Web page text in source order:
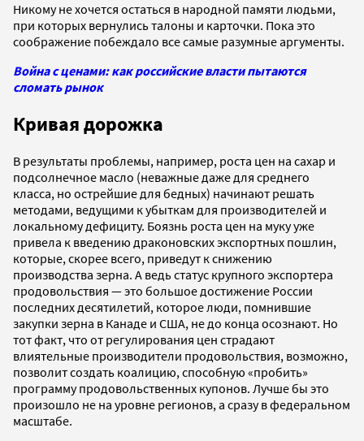
Никому не хочется остаться в народной памяти людьми,
при которых вернулись талоны и карточки. Пока это
соображение побеждало все самые разумные аргументы.
Война с ценами: как российские власти пытаются
сломать рынок
Кривая дорожка
В результаты проблемы, например, роста цен на сахар и
подсолнечное масло (неважные даже для среднего
класса, но острейшие для бедных) начинают решать
методами, ведущими к убыткам для производителей и
локальному дефициту. Боязнь роста цен на муку уже
привела к введению драконовских экспортных пошлин,
которые, скорее всего, приведут к снижению
производства зерна. А ведь статус крупного экспортера
продовольствия — это большое достижение России
последних десятилетий, которое люди, помнившие
закупки зерна в Канаде и США, не до конца осознают. Но
тот факт, что от регулирования цен страдают
влиятельные производители продовольствия, возможно,
позволит создать коалицию, способную «пробить»
программу продовольственных купонов. Лучше бы это
произошло не на уровне регионов, а сразу в федеральном
масштабе.